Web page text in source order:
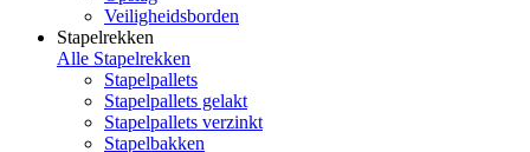
Veiligheidsborden
Stapelrekken
Alle Stapelrekken
Stapelpallets
Stapelpallets gelakt
Stapelpallets verzinkt
Stapelbakken